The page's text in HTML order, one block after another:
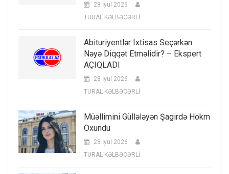
28 İyul 2026
TURAL KƏLBƏCƏRLİ
Abituriyentlər Ixtisas Seçərkən
Nəyə Diqqət Etməlidir? – Ekspert
AÇIQLADI
28 İyul 2026
TURAL KƏLBƏCƏRLİ
Müəllimini Güllələyən Şagirdə Hökm
Oxundu
28 İyul 2026
TURAL KƏLBƏCƏRLİ